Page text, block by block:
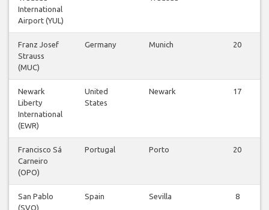
International
Airport (YUL)
Franz Josef
Strauss
(MUC)
Germany Munich 20
Newark
Liberty
International
(EWR)
United
States
Newark 17
Francisco Sá
Carneiro
(OPO)
Portugal Porto 20
San Pablo
(SVQ)
Spain Sevilla 8